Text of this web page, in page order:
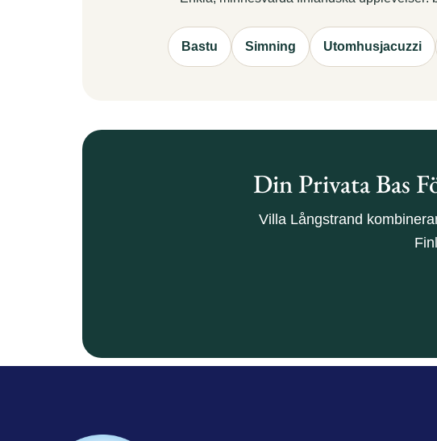
Bastu Simning Utomhusjacuzzi
Din Privata Bas
Villa Långstrand